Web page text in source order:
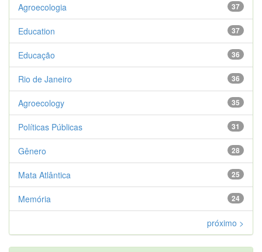
37
Agroecologia
37
Education
36
Educação
36
Rio de Janeiro
35
Agroecology
31
Políticas Públicas
28
Gênero
25
Mata Atlântica
24
Memória
próximo >